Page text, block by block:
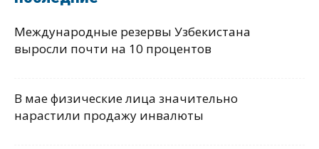
Международные резервы Узбекистана
выросли почти на 10 процентов
В мае физические лица значительно
нарастили продажу инвалюты